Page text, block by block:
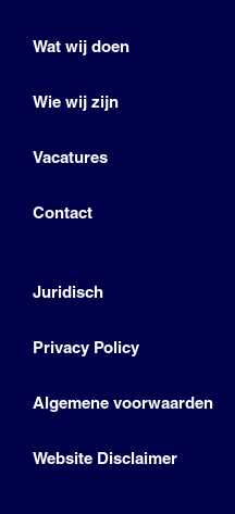
Wat wij doen
Wie wij zijn
Vacatures
Contact
Juridisch
Privacy Policy
Algemene voorwaarden
Website Disclaimer